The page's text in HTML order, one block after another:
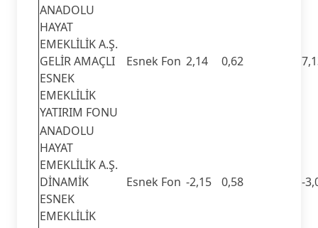
ANADOLU
HAYAT
EMEKLİLİK A.Ş.
GELİR AMAÇLI
ESNEK
EMEKLİLİK
YATIRIM FONU
Esnek Fon 2,14 0,62
ANADOLU
HAYAT
EMEKLİLİK A.Ş.
DİNAMİK
ESNEK
EMEKLİLİK
Esnek Fon -2,15 0,58 -